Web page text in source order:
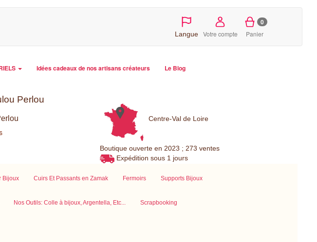
Langue Votre compte
0
Panier
Idées cadeaux de nos artisans créateurs Le Blog
Perlou
Centre-Val de Loire
Boutique ouverte en 2023 ; 273 ventes
Expédition sous 1 jours
Bijoux Cuirs Et Passants en Zamak Fermoirs Supports Bijoux
Nos Outils: Colle à bijoux, Argentella, Etc... Scrapbooking